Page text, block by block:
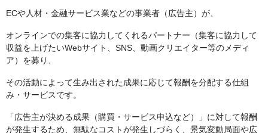
ECや人材・金融サービス業などの事業者（広告主）が、
オンラインでの集客に協力してくれるパートナー（集客に協力して
収益を上げたいWebサイト、SNS、動画クリエイター等のメディ
ア）を募り、
その活動によって生み出された成果に応じて報酬を分配する仕組
み・サービスです。
「広告主が決める成果（購買・サービス申込など）」に対して報酬
が発生するため、無駄なコストが発生しづらく、景気変動局面や広